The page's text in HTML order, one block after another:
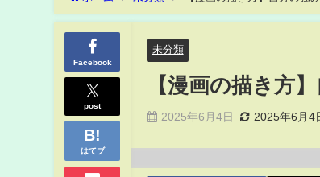
Facebook
post
はてブ
未分類
【漫画の描き方
2025年6月4日 2025年6月4